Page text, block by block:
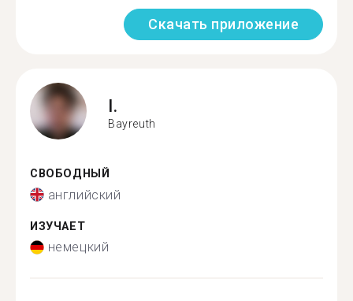
Скачать приложение
I.
Bayreuth
СВОБОДНЫЙ
английский
ИЗУЧАЕТ
немецкий